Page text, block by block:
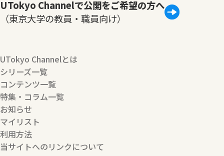
UTokyo Channelで公開をご希望の方へ
（東京大学の教員・職員向け）
UTokyo Channelとは
シリーズ一覧
コンテンツ一覧
特集・コラム一覧
お知らせ
マイリスト
利用方法
当サイトへのリンクについて